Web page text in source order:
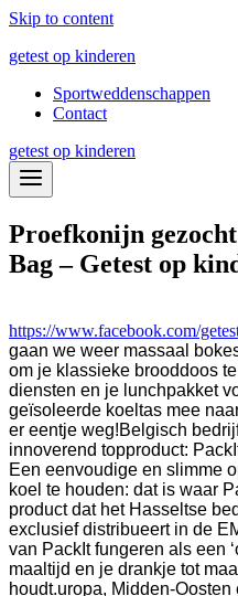
Skip to content
getest op kinderen
Sportweddenschappen
Contact
getest op kinderen
Proefkonijn
Bag – Getest op
https://www.facebook.com/
gaan we weer massaal
om je klassieke brooddoos
diensten en je lunchpakket
geïsoleerde koeltas mee
er eentje weg!Belgisch
innoverend topproduct:
Een eenvoudige en slimme
koel te houden: dat is waar
product dat het Hasseltse
exclusief distribueert in de
van PackIt fungeren als een
maaltijd en je drankje tot
houdt.uropa, Midden-Oosten